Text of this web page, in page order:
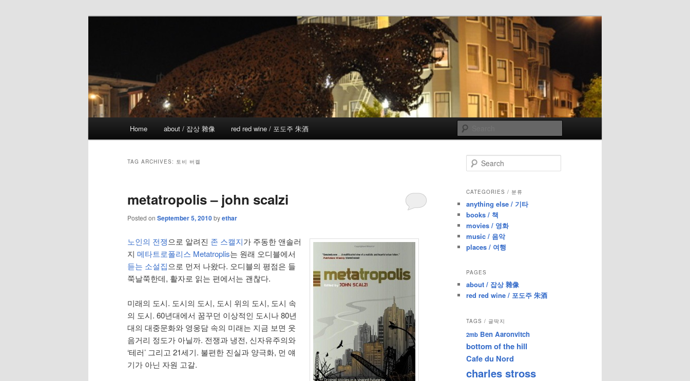
Home about / 잡상 雜像 red red wine / 포도주 朱酒
TAG ARCHIVES: 토비 버켈
metatropolis – john scalzi
Posted on September 5, 2010byethar
노인의 전쟁으로 알려진 존 스캘지가 주동한 앤솔러
지 메타트로폴리스 Metatroplis는 원래 오디블에서
듣는 소설집으로 먼저 나왔다. 오디블의 평점은 들
쭉날쭉한데, 활자로 읽는 편에서는 괜찮다.
미래의 도시. 도시의 도시, 도시 위의 도시, 도시 속
의 도시. 60년대에서 꿈꾸던 이상적인 도시나 80년
대의 대중문화와 영웅담 속의 미래는 지금 보면 웃
음거리 정도가 아닐까. 전쟁과 냉전, 신자유주의와
‘테러’ 그리고 21세기. 불편한 진실과 양극화, 먼 얘
기가 아닌 자원 고갈.
e
r
h
CATEGORIES / 분류
anything else / 기타
books / 책
movies / 영화
music / 음악
places / 여행
PAGES
about / 잡상 雜像
red red wine / 포도주 朱酒
TAGS / 글딱지
2mb Ben Aaronvitch
bottom of the hill
Cafe du Nord
charles stross